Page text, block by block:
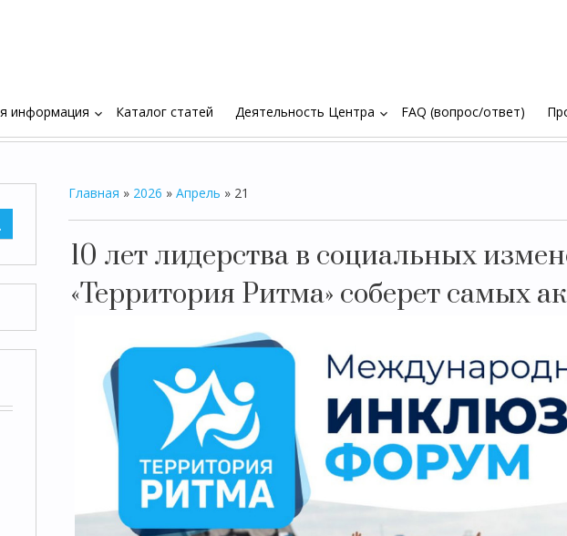
информация keyboard_arrow_down Каталог статей Деятельность Центра keyboard_arrow_down FAQ (вопрос/ответ)
Главная » 2026 » Апрель » 21
10 лет лидерства в социальных
«Территория Ритма» соберет самых